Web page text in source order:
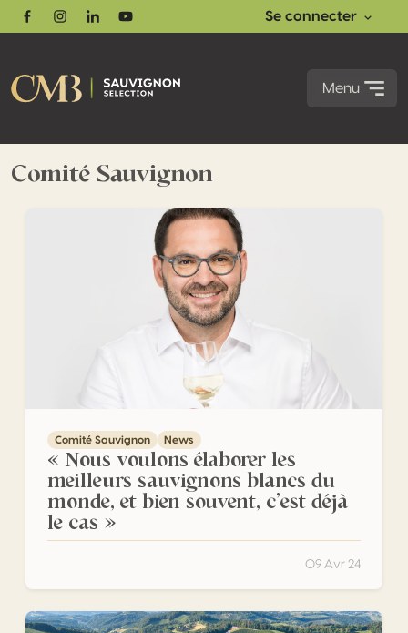
FacebookInstagram
LinkedinYoutube
Se connecter
Menu
Comité Sauvignon
« Nous voulons élaborer les meilleurs sauvignons blancs
Comité Sauvignon News
« Nous voulons élaborer les
meilleurs sauvignons blancs du
monde, et bien souvent, c’est déjà
le cas »
09 Avr 24
Les Trophées Révélation 2023 viennent cautionner la